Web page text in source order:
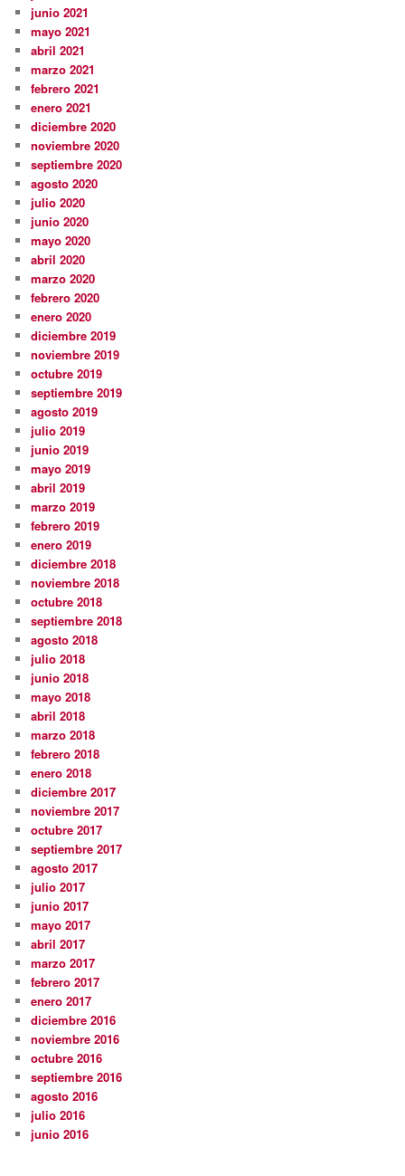
junio 2021
mayo 2021
abril 2021
marzo 2021
febrero 2021
enero 2021
diciembre 2020
noviembre 2020
septiembre 2020
agosto 2020
julio 2020
junio 2020
mayo 2020
abril 2020
marzo 2020
febrero 2020
enero 2020
diciembre 2019
noviembre 2019
octubre 2019
septiembre 2019
agosto 2019
julio 2019
junio 2019
mayo 2019
abril 2019
marzo 2019
febrero 2019
enero 2019
diciembre 2018
noviembre 2018
octubre 2018
septiembre 2018
agosto 2018
julio 2018
junio 2018
mayo 2018
abril 2018
marzo 2018
febrero 2018
enero 2018
diciembre 2017
noviembre 2017
octubre 2017
septiembre 2017
agosto 2017
julio 2017
junio 2017
mayo 2017
abril 2017
marzo 2017
febrero 2017
enero 2017
diciembre 2016
noviembre 2016
octubre 2016
septiembre 2016
agosto 2016
julio 2016
junio 2016